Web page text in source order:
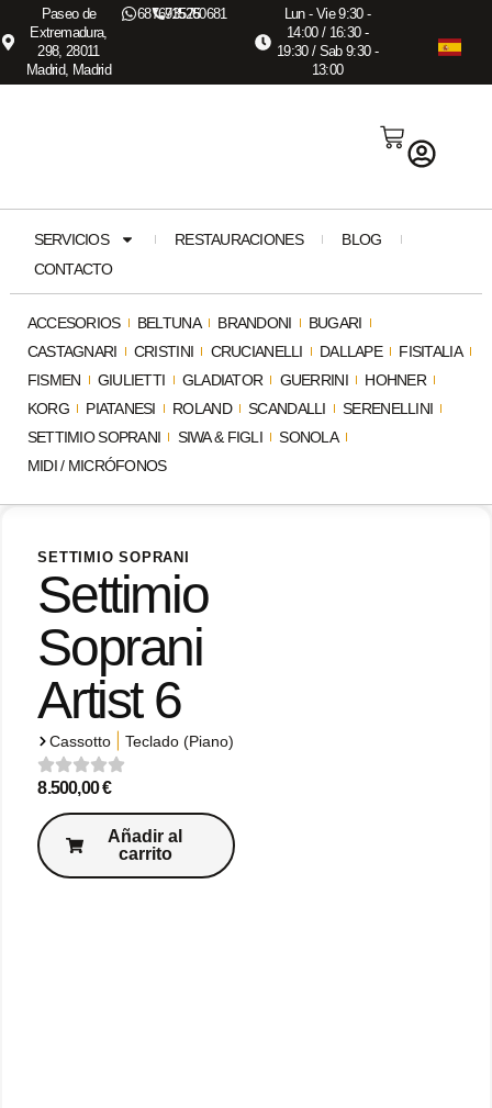
Paseo de
Extremadura,
298, 28011
Madrid, Madrid
687673575
915260681
Lun - Vie 9:30 -
14:00 / 16:30 -
19:30 / Sab 9:30 -
13:00
ACCESORIOS BELTUNA BRANDONI
BUGARI
CASTAGNARI
CRISTINI CRUCIANELLI DALLAPE
FISITALIA
FISMEN
GIULIETTI GLADIATOR GUERRINI
HOHNER
KORG
PIATANESI ROLAND SCANDALLI
SERENELLINI
SETTIMIO SOPRANI
SIWA & FIGLI
SONOLA
MIDI / MICRÓFONOS
SERVICIOS RESTAURACIONES
BLOG
CONTACTO
SETTIMIO SOPRANI
Settimio
Soprani
Artist 6
Cassotto |Teclado (Piano)
8.500,00€
Añadir al
carrito